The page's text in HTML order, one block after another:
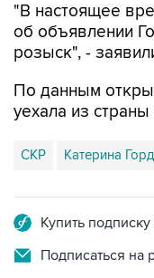
"В настоящее
об объявлении
розыск", -
По данным
уехала из
СКР Катерина
Купить
Подписаться на